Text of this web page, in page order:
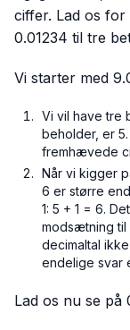
ciffer. Lad os
0.01234 til tre
Vi starter med
Vi vil have tre
beholder, er 5. I
fremhævede
Når vi kigger
6 er større
1: 5 + 1 = 6.
modsætning
decimaltal
endelige svar
Lad os nu se på